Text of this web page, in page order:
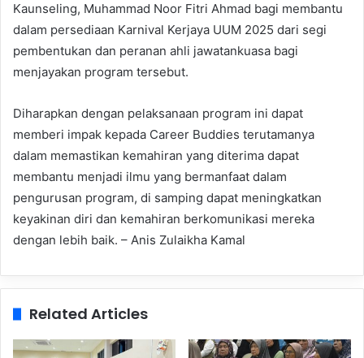
Kaunseling, Muhammad Noor Fitri Ahmad bagi membantu
dalam persediaan Karnival Kerjaya UUM 2025 dari segi
pembentukan dan peranan ahli jawatankuasa bagi
menjayakan program tersebut.
Diharapkan dengan pelaksanaan program ini dapat
memberi impak kepada Career Buddies terutamanya
dalam memastikan kemahiran yang diterima dapat
membantu menjadi ilmu yang bermanfaat dalam
pengurusan program, di samping dapat meningkatkan
keyakinan diri dan kemahiran berkomunikasi mereka
dengan lebih baik. – Anis Zulaikha Kamal
Related Articles